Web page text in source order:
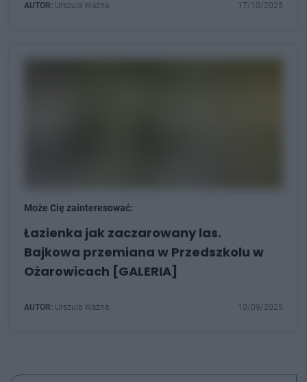
AUTOR: Urszula Ważna 17/10/2025
Może Cię zainteresować:
Łazienka jak zaczarowany las.
Bajkowa przemiana w Przedszkolu w
Ożarowicach [GALERIA]
AUTOR: Urszula Ważna 10/09/2025